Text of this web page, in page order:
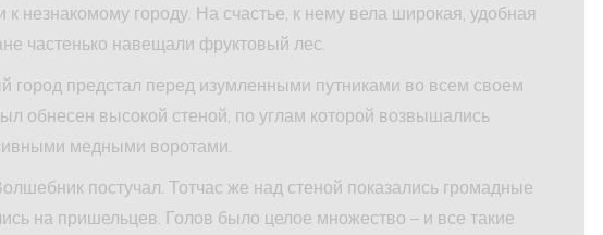
незнакомому городу. На счастье, к нему вела широкая, удобная
частенько навещали фруктовый лес.
город предстал перед изумленными путниками во всем своем
обнесен высокой стеной, по углам которой возвышались
медными воротами.
постучал. Тотчас же над стеной показались громадные
на пришельцев. Голов было целое множество – и все такие